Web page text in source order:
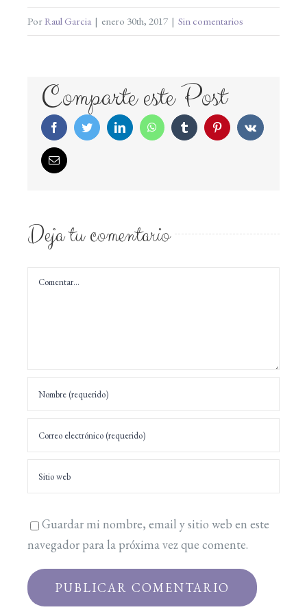
PorRaul Garcia | enero 30th, 2017 | Sin comentarios
Comparte este Post
FacebookTwitterLinkedInWhatsAppTumblr PinterestVk
Correo
electrónico
Deja tu comentario
Comentar
Guardar mi nombre, email y sitio web en este
navegador para la próxima vez que comente.